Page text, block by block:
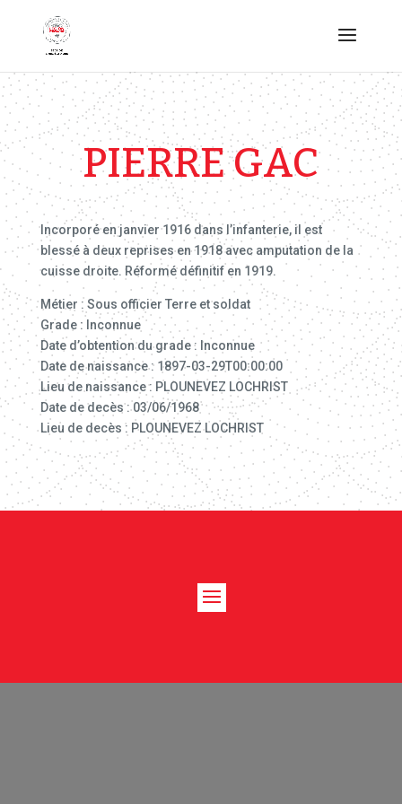
PIERRE GAC
Incorporé en janvier 1916 dans l’infanterie, il est
blessé à deux reprises en 1918 avec amputation de la
cuisse droite. Réformé définitif en 1919.
Métier : Sous officier Terre et soldat
Grade : Inconnue
Date d’obtention du grade : Inconnue
Date de naissance : 1897-03-29T00:00:00
Lieu de naissance : PLOUNEVEZ LOCHRIST
Date de decès : 03/06/1968
Lieu de decès : PLOUNEVEZ LOCHRIST